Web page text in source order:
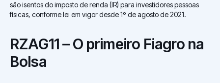
são isentos do imposto de renda (IR) para investidores pessoas
físicas, conforme lei em vigor desde 1º de agosto de 2021.
RZAG11 – O primeiro Fiagro na
Bolsa